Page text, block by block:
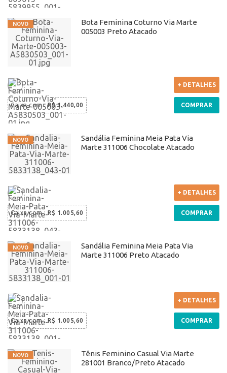
Bota Feminina Coturno Via Marte
005003 Preto Atacado
Caixa com:R$ 1.440,00
+ DETALHES
COMPRAR
Sandália Feminina Meia Pata Via
Marte 311006 Chocolate Atacado
Caixa com: R$ 1.005,60
+ DETALHES
COMPRAR
Sandália Feminina Meia Pata Via
Marte 311006 Preto Atacado
Caixa com: R$ 1.005,60
+ DETALHES
COMPRAR
Tênis Feminino Casual Via Marte
281001 Branco/Preto Atacado